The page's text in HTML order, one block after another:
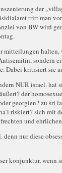
der
tritt man
von BW wird
mitteilungen halten,
sondern
Dabei kritisiert sie
NUR israel. hat
der
georgien? zu sri
riskiert? sich mit
und
nur diese
konjunktur, wenn